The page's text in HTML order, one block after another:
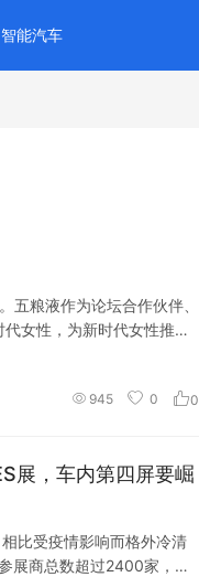
智能汽车
五粮液作为论坛合作伙伴、
女性，为新时代女性推动
945 0 0
展，车内第四屏要崛
比受疫情影响而格外冷清
展商总数超过2400家，来